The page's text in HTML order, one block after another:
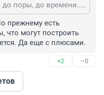
Любая семья нормальная до поры, до времени... Увы и ах
прежнему есть
что могут построить
Да еще с плюсами.
+2 –0